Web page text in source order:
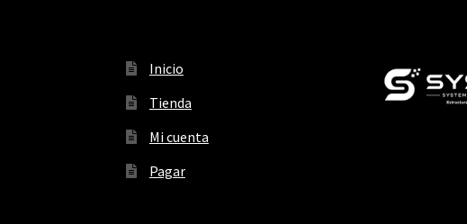
Inicio
Tienda
Mi cuenta
Pagar